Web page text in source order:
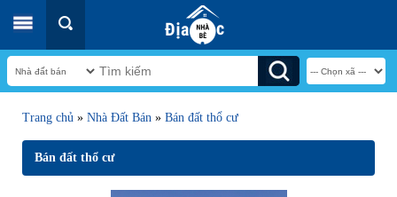
Trang chủ » Nhà Đất Bán » Bán đất thổ cư
Bán đất thổ cư